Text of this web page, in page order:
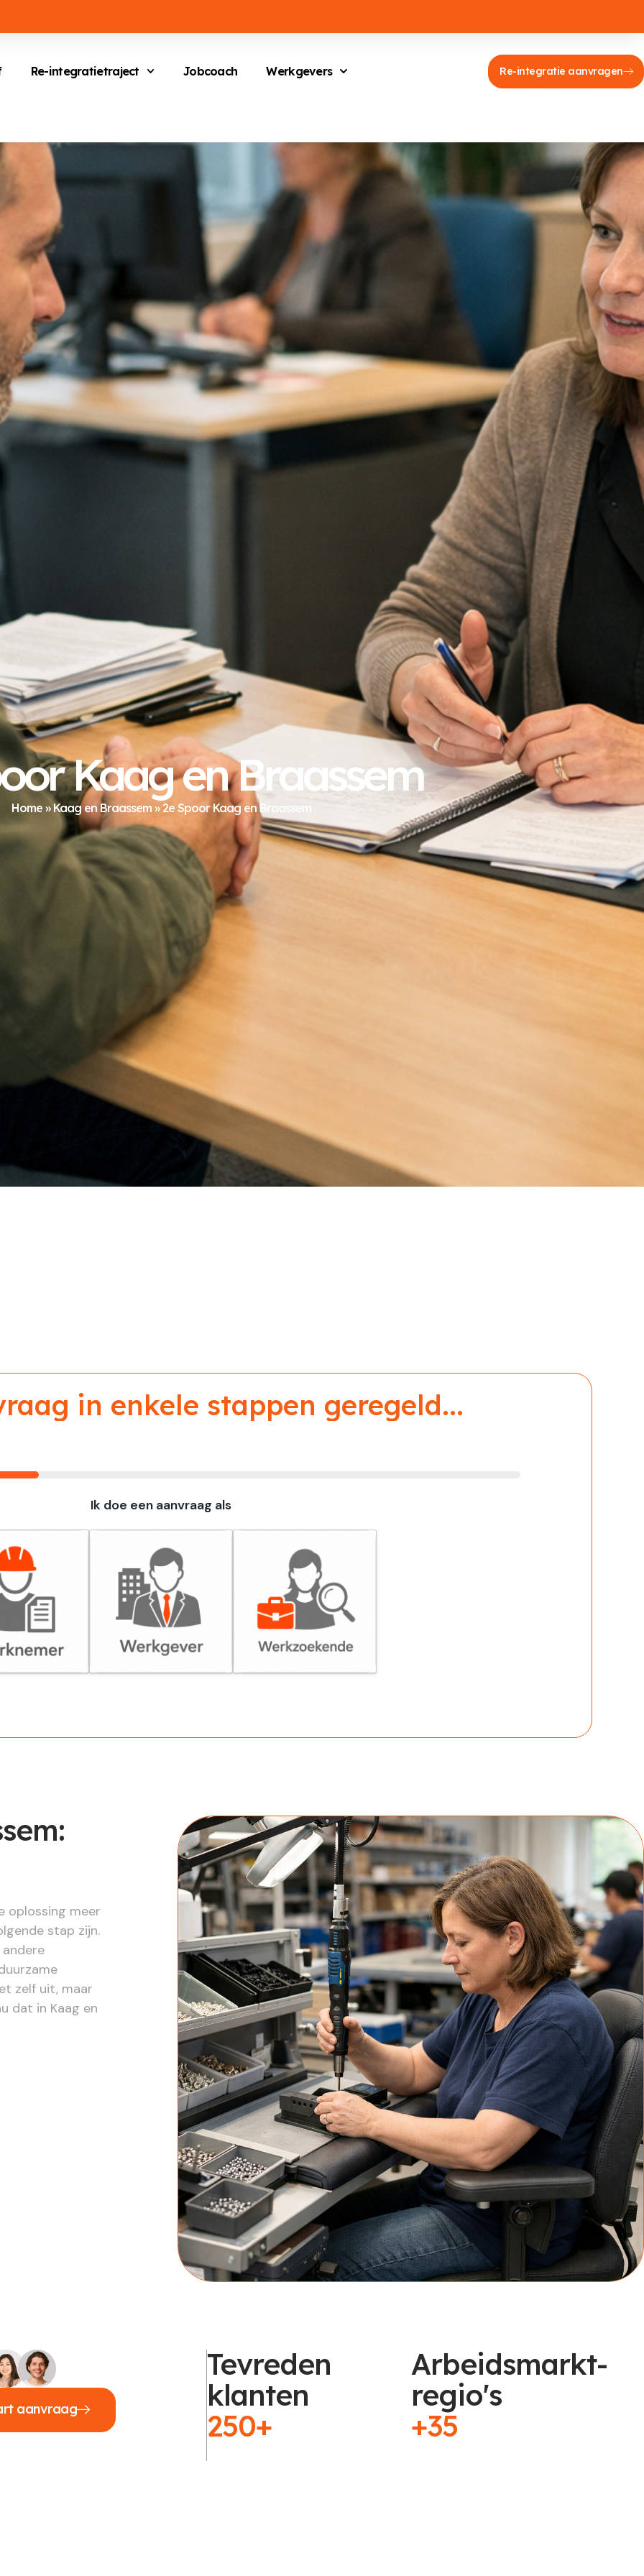
Re-integratietraject Jobcoach Werkgevers Re-integratie aanvragen
Kaag en Braassem
Home» Kaag en Braassem» 2e Spoor Kaag en Braassem
in enkele stappen geregeld...
Ik doe een aanvraag als
Werkgever Werkzoekende
oplossing meer
stap zijn.
zelf uit, maar
dat in Kaag en
aanvraag
Tevreden
klanten
250+
Arbeidsmarkt-
regio's
+35